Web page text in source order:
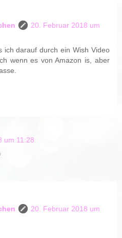
20. Februar 2018 um
ich darauf durch ein Wish Video
wenn es von Amazon is, aber
um 11:28
20. Februar 2018 um